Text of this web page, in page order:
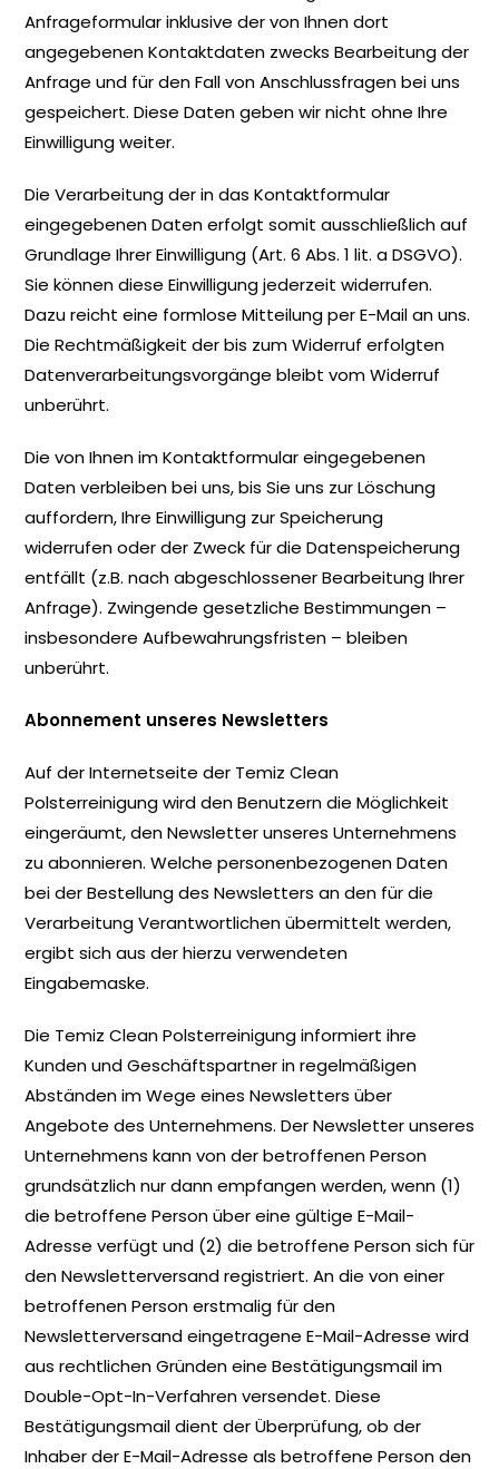
Anfrageformular inklusive der von Ihnen dort
angegebenen Kontaktdaten zwecks Bearbeitung der
Anfrage und für den Fall von Anschlussfragen bei uns
gespeichert. Diese Daten geben wir nicht ohne Ihre
Einwilligung weiter.
Die Verarbeitung der in das Kontaktformular
eingegebenen Daten erfolgt somit ausschließlich auf
Grundlage Ihrer Einwilligung (Art. 6 Abs. 1 lit. a DSGVO).
Sie können diese Einwilligung jederzeit widerrufen.
Dazu reicht eine formlose Mitteilung per E-Mail an uns.
Die Rechtmäßigkeit der bis zum Widerruf erfolgten
Datenverarbeitungsvorgänge bleibt vom Widerruf
unberührt.
Die von Ihnen im Kontaktformular eingegebenen
Daten verbleiben bei uns, bis Sie uns zur Löschung
auffordern, Ihre Einwilligung zur Speicherung
widerrufen oder der Zweck für die Datenspeicherung
entfällt (z.B. nach abgeschlossener Bearbeitung Ihrer
Anfrage). Zwingende gesetzliche Bestimmungen –
insbesondere Aufbewahrungsfristen – bleiben
unberührt.
Abonnement unseres Newsletters
Auf der Internetseite der Temiz Clean
Polsterreinigung wird den Benutzern die Möglichkeit
eingeräumt, den Newsletter unseres Unternehmens
zu abonnieren. Welche personenbezogenen Daten
bei der Bestellung des Newsletters an den für die
Verarbeitung Verantwortlichen übermittelt werden,
ergibt sich aus der hierzu verwendeten
Eingabemaske.
Die Temiz Clean Polsterreinigung informiert ihre
Kunden und Geschäftspartner in regelmäßigen
Abständen im Wege eines Newsletters über
Angebote des Unternehmens. Der Newsletter unseres
Unternehmens kann von der betroffenen Person
grundsätzlich nur dann empfangen werden, wenn (1)
die betroffene Person über eine gültige E-Mail-
Adresse verfügt und (2) die betroffene Person sich für
den Newsletterversand registriert. An die von einer
betroffenen Person erstmalig für den
Newsletterversand eingetragene E-Mail-Adresse wird
aus rechtlichen Gründen eine Bestätigungsmail im
Double-Opt-In-Verfahren versendet. Diese
Bestätigungsmail dient der Überprüfung, ob der
Inhaber der E-Mail-Adresse als betroffene Person den